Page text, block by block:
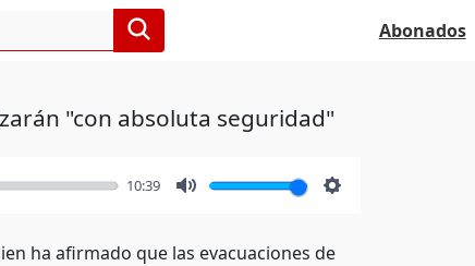
Abonados
"con absoluta seguridad"
10:39
ha afirmado que las evacuaciones de